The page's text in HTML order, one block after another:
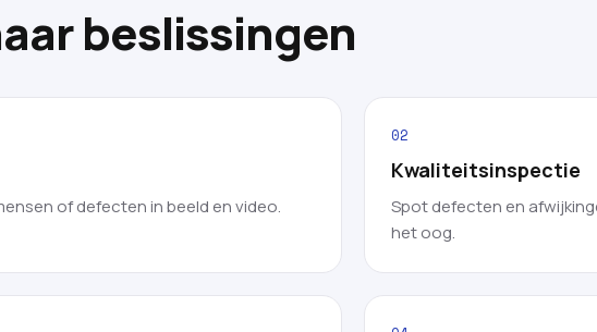
beslissingen
of defecten in beeld en video.
02
Kwaliteitsinspectie
Spot defecten en
het oog.